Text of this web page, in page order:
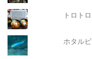
トロト
ホタル